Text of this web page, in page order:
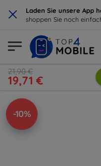
× Laden Sie unsere App
shoppen Sie noch
21,90 €
19,71 €
-10%